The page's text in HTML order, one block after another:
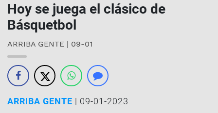
Hoy se juega el clásico de
Básquetbol
ARRIBA GENTE | 09-01
ARRIBA GENTE | 09-01-2023